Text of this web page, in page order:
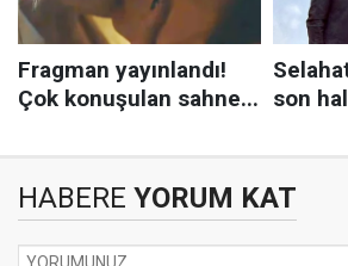
HABERE YORUM KAT